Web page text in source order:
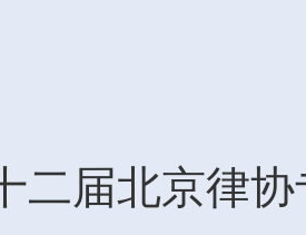
二届北京律协